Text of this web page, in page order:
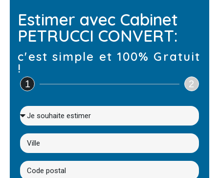
Estimer avec Cabinet
PETRUCCI CONVERT:
c'est simple et 100% Gratuit
!
1 2